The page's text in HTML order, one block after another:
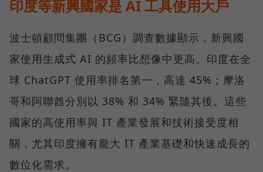
印度等新興國家是 AI 工具使用大戶
波士頓顧問集團（BCG）調查數據顯示，新興國
家使用生成式 AI 的頻率比想像中更高。印度在全
球 ChatGPT 使用率排名第一，高達 45%；摩洛
哥和阿聯酋分別以 38% 和 34% 緊隨其後。這些
國家的高使用率與 IT 產業發展和技術接受度相
關，尤其印度擁有龐大 IT 產業基礎和快速成長的
數位化需求。